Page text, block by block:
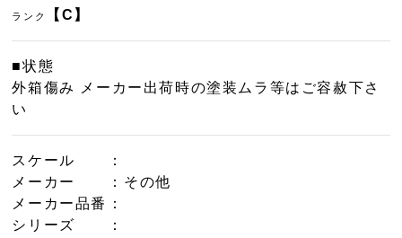
ランク 【C】
■状態
外箱傷み メーカー出荷時の塗装ムラ等はご容赦下さ
い
スケール
：
メーカー
：その他
メーカー品番
：
シリーズ
：